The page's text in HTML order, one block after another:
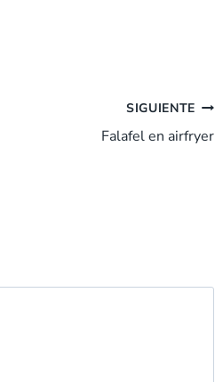
SIGUIENTE
Falafel en airfryer